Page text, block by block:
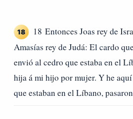
18
18 Entonces Joas rey de
Amasías rey de Judá: El cardo
envió al cedro que estaba en el
hija á mi hijo por mujer. Y he
que estaban en el Líbano,